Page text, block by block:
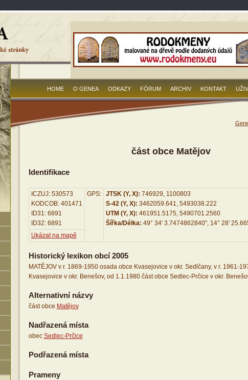
HOME O GENEA ODKAZY FÓRUM ARCHIV KONTAKT
část obce Matějov
Identifikace
ICZUJ: 530573
KODCOB: 401471
ID31: 6891
ID32: 6891
GPS: JTSK (Y, X): 746929, 1100803
S-42 (Y, X): 3462059.641, 5493038.222
UTM (Y, X): 461951.5175, 5490701.2560
Šířka/Délka: 49° 34' 3.7474862840", 14° 28'
Ukázat na mapě
Historický lexikon obcí 2005
MATĚJOV v r. 1869-1950 osada obce Kvasejovice v okr. Sedlčany, v r. 1961-
Kvasejovice v okr. Benešov, od 1.1.1980 část obce Sedlec-Prčice v okr.
Alternativní názvy
část obce Matějov
Nadřazená místa
obec Sedlec-Prčice
Podřazená místa
Prameny